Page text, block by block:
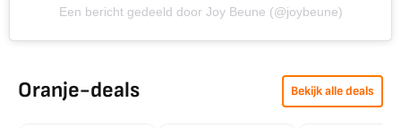
Een bericht gedeeld door Joy Beune (@joybeune)
Oranje-deals Bekijk alle deals